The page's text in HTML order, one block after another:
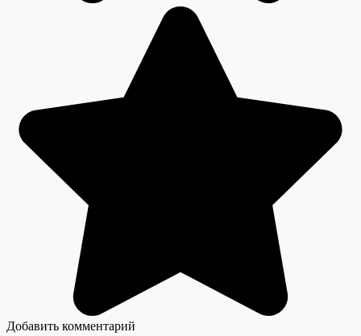
Добавить комментарий